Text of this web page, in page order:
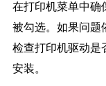
在打印机菜单中确
被勾选。如果问题
检查打印机驱动是
安装。